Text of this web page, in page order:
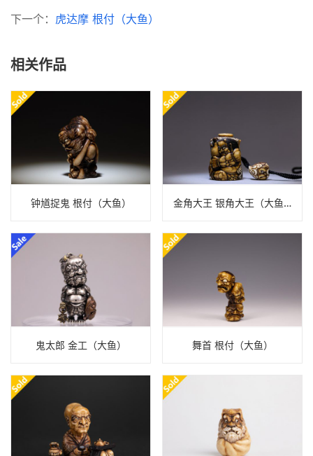
下一个： 虎达摩 根付（大鱼）
相关作品
钟馗捉鬼 根付（大鱼） 金角大王 银角大王（大鱼）
鬼太郎 金工（大鱼） 舞首 根付（大鱼）